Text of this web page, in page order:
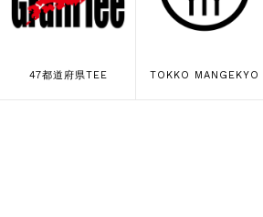
47都道府県TEE TOKKO MANGEKYO